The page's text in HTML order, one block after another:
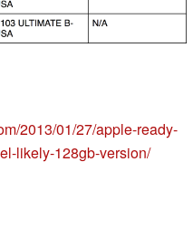
2013/01/27/apple-ready-
likely-128gb-version/